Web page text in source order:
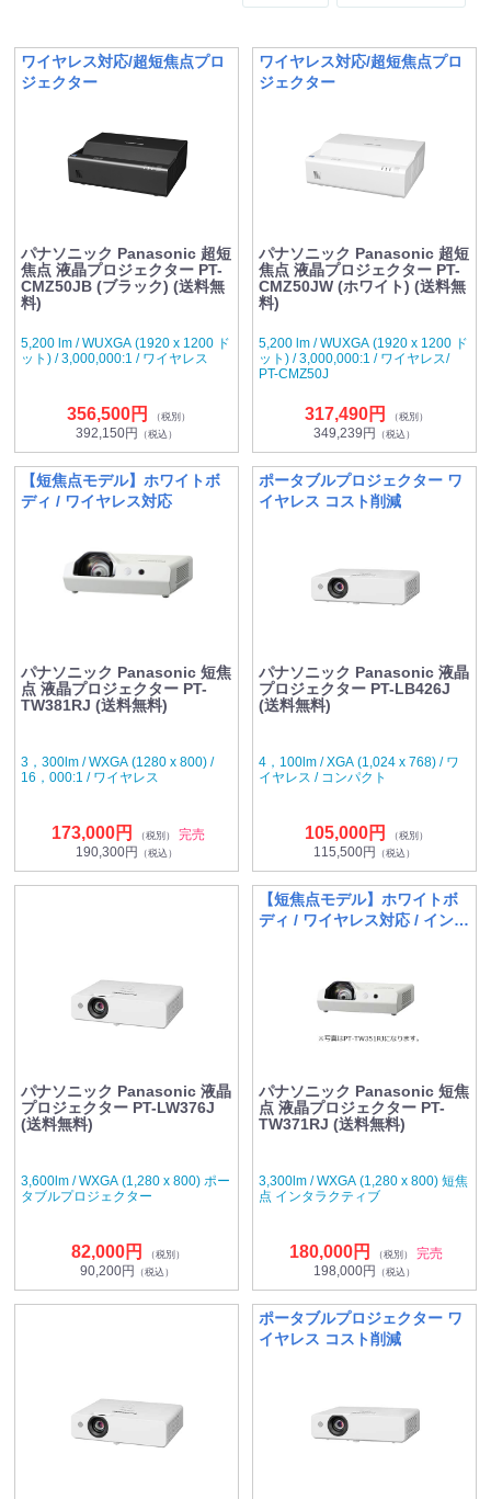
ワイヤレス対応/超短焦点プロ
ジェクター
パナソニック Panasonic 超短
焦点 液晶プロジェクター PT-
CMZ50JB (ブラック) (送料無
料)
5,200 lm / WUXGA (1920 x 1200 ド
ット) / 3,000,000:1 / ワイヤレス
356,500円 （税別）
392,150円 （税込）
ワイヤレス対応/超短焦点プロ
ジェクター
パナソニック Panasonic 超短
焦点 液晶プロジェクター PT-
CMZ50JW (ホワイト) (送料無
料)
5,200 lm / WUXGA (1920 x 1200 ド
ット) / 3,000,000:1 / ワイヤレス/
PT-CMZ50J
317,490円 （税別）
349,239円 （税込）
【短焦点モデル】ホワイトボ
ディ / ワイヤレス対応
パナソニック Panasonic 短焦
点 液晶プロジェクター PT-
TW381RJ (送料無料)
3，300lm / WXGA (1280 x 800) /
16，000:1 / ワイヤレス
173,000円 （税別）
完売
190,300円 （税込）
ポータブルプロジェクター ワ
イヤレス コスト削減
パナソニック Panasonic 液晶
プロジェクター PT-LB426J
(送料無料)
4，100lm / XGA (1,024 x 768) / ワ
イヤレス / コンパクト
105,000円 （税別）
115,500円 （税込）
パナソニック Panasonic 液晶
プロジェクター PT-LW376J
(送料無料)
3,600lm / WXGA (1,280 x 800) ポー
タブルプロジェクター
82,000円 （税別）
90,200円 （税込）
【短焦点モデル】ホワイトボ
ディ / ワイヤレス対応 / インタ
パナソニック Panasonic 短焦
点 液晶プロジェクター PT-
TW371RJ (送料無料)
3,300lm / WXGA (1,280 x 800) 短焦
点 インタラクティブ
180,000円 （税別）
完売
198,000円 （税込）
ポータブルプロジェクター ワ
イヤレス コスト削減